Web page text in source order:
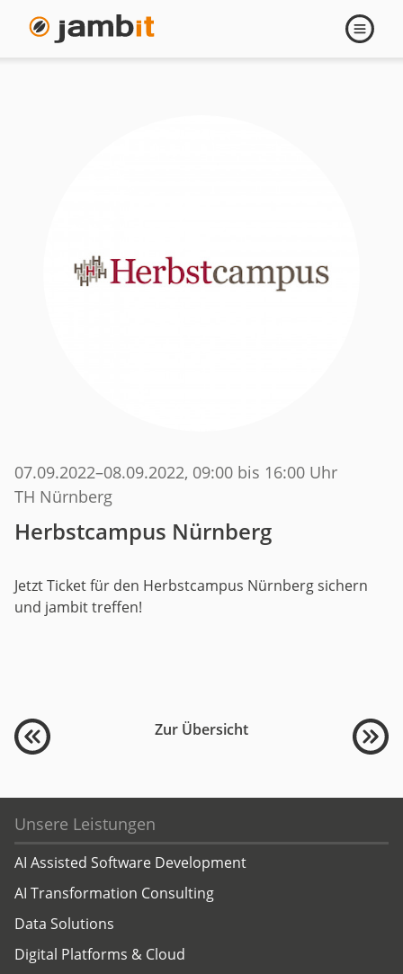
öffnen
07.09.2022–08.09.2022, 09:00 bis 16:00 Uhr
TH Nürnberg
Herbstcampus Nürnberg
Jetzt Ticket für den Herbstcampus Nürnberg sichern
und jambit treffen!
Zur Übersicht
Unsere Leistungen
AI Assisted Software Development
AI Transformation Consulting
Data Solutions
Digital Platforms & Cloud